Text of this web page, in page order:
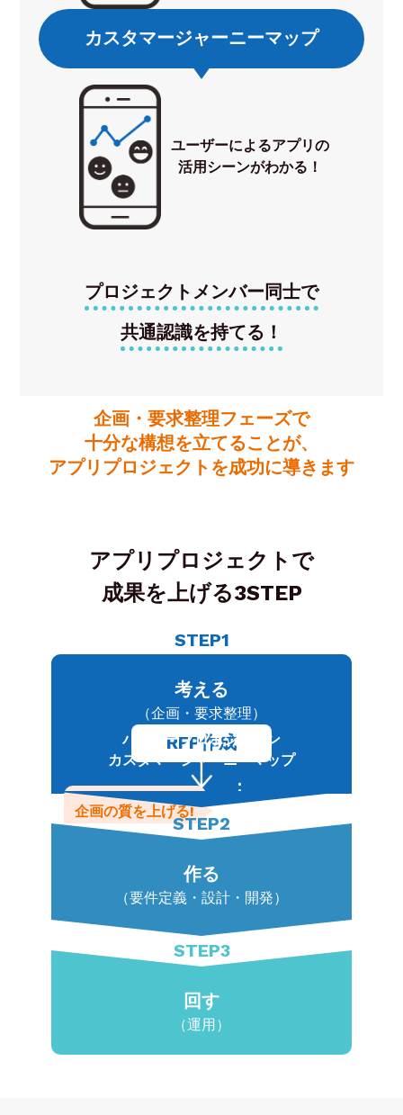
カスタマージャーニーマップ
ユーザーによるアプリの
活用シーンがわかる！
プロジェクトメンバー同士で
共通認識を持てる！
企画・要求整理フェーズで
十分な構想を立てることが、
アプリプロジェクトを成功に導きます
アプリプロジェクトで
成果を上げる3STEP
STEP1
考える
（企画・要求整理）
RFP作成
企画の質を上げる! ▶
バリュープロポジション
カスタマージャーニーマップ
STEP2
作る
（要件定義・設計・開発）
STEP3
回す
（運用）